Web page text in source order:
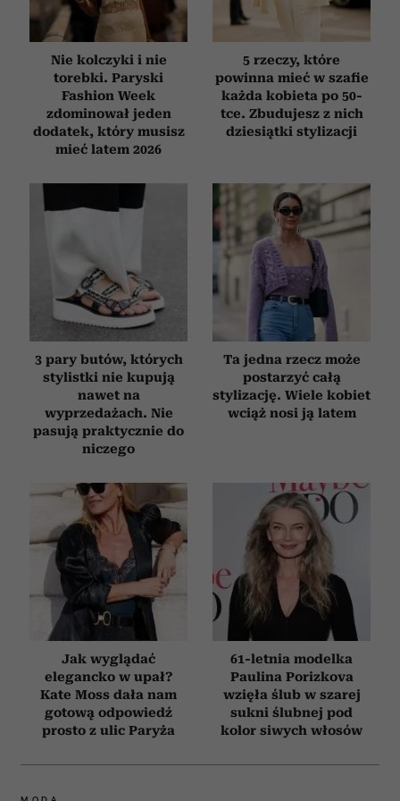
korzystania z ich usług.
Nie kolczyki i nie
torebki. Paryski
Fashion Week
zdominował jeden
dodatek, który musisz
mieć latem 2026
5 rzeczy, które
powinna mieć w szafie
każda kobieta po 50-
tce. Zbudujesz z nich
dziesiątki stylizacji
3 pary butów, których
stylistki nie kupują
nawet na
wyprzedażach. Nie
pasują praktycznie do
niczego
Ta jedna rzecz może
postarzyć całą
stylizację. Wiele kobiet
wciąż nosi ją latem
Jak wyglądać
elegancko w upał?
Kate Moss dała nam
gotową odpowiedź
prosto z ulic Paryża
61-letnia modelka
Paulina Porizkova
wzięła ślub w szarej
sukni ślubnej pod
kolor siwych włosów